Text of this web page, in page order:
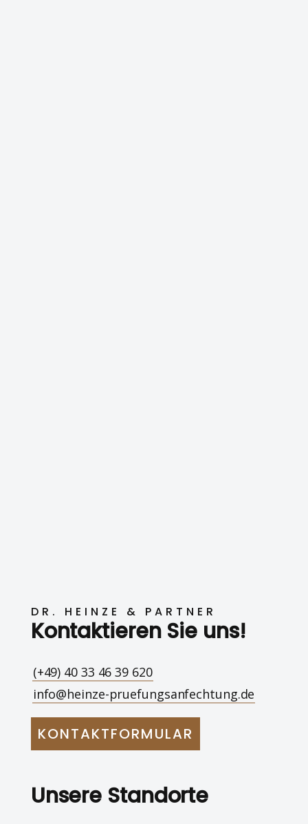
DR. HEINZE & PARTNER
Kontaktieren Sie uns!
(+49) 40 33 46 39 620
info@heinze-pruefungsanfechtung.de
KONTAKTFORMULAR
Unsere Standorte